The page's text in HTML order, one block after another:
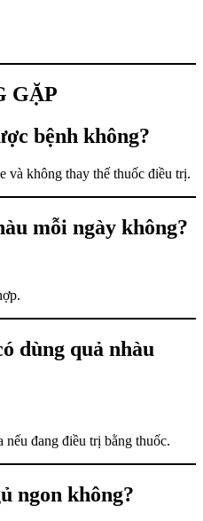
GẶP
bệnh không?
và không thay thế thuốc điều trị.
mỗi ngày không?
dùng quả nhàu
đang điều trị bằng thuốc.
ngon không?